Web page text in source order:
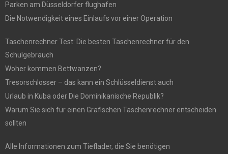
Parken am Düsseldorfer flughafen
Die Notwendigkeit eines Einlaufs vor einer Operation
Taschenrechner Test: Die besten Taschenrechner für den
Schulgebrauch
Woher kommen Bettwanzen?
Tresorschlosser – das kann ein Schlüsseldienst auch
Urlaub in Kuba oder Die Dominikanische Republik?
Warum Sie sich für einen Grafischen Taschenrechner entscheiden
sollten
Alle Informationen zum Tieflader, die Sie benötigen